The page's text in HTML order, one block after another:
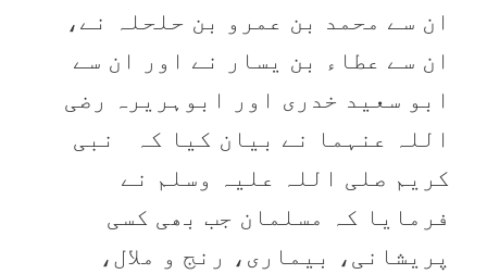
ان سے محمد بن عمرو بن حلحلہ نے،
ان سے عطاء بن یسار نے اور ان سے
ابو سعید خدری اور ابوہریرہ رضی
اللہ عنہما نے بیان کیا کہ نبی
کریم صلی اللہ علیہ وسلم نے
فرمایا کہ مسلمان جب بھی کسی
پریشانی، بیماری، رنج و ملال،